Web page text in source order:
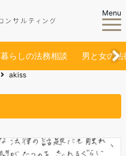
Menu
暮らしの法務相談 男と女の法
akiss